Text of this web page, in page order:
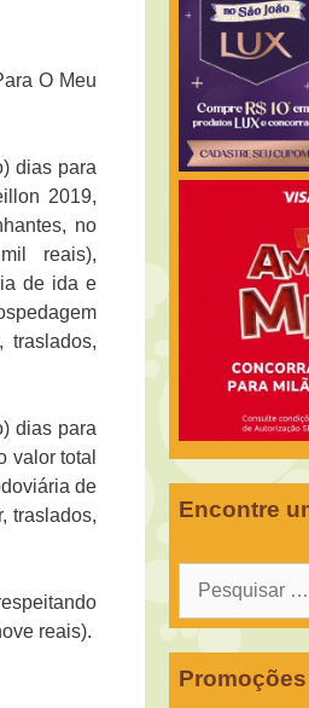
O Meu
dias para
2019,
no
reais),
de ida e
traslados,
dias para
valor total
de
traslados,
reais).
Encontre
Pesquisar